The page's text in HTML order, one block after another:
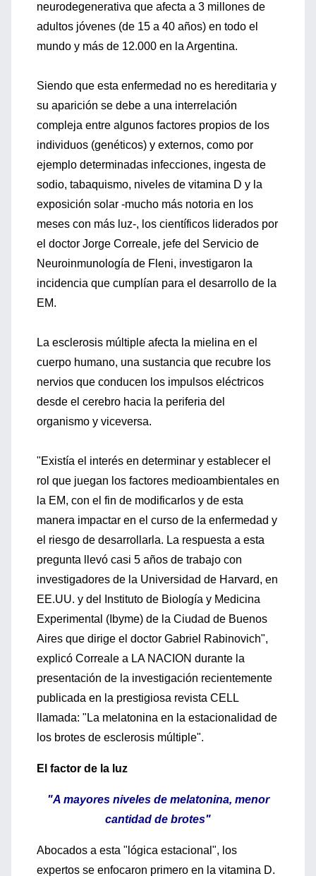
neurodegenerativa que afecta a 3 millones de
adultos jóvenes (de 15 a 40 años) en todo el
mundo y más de 12.000 en la Argentina.
Siendo que esta enfermedad no es hereditaria y
su aparición se debe a una interrelación
compleja entre algunos factores propios de los
individuos (genéticos) y externos, como por
ejemplo determinadas infecciones, ingesta de
sodio, tabaquismo, niveles de vitamina D y la
exposición solar -mucho más notoria en los
meses con más luz-, los científicos liderados por
el doctor Jorge Correale, jefe del Servicio de
Neuroinmunología de Fleni, investigaron la
incidencia que cumplían para el desarrollo de la
EM.
La esclerosis múltiple afecta la mielina en el
cuerpo humano, una sustancia que recubre los
nervios que conducen los impulsos eléctricos
desde el cerebro hacia la periferia del
organismo y viceversa.
"Existía el interés en determinar y establecer el
rol que juegan los factores medioambientales en
la EM, con el fin de modificarlos y de esta
manera impactar en el curso de la enfermedad y
el riesgo de desarrollarla. La respuesta a esta
pregunta llevó casi 5 años de trabajo con
investigadores de la Universidad de Harvard, en
EE.UU. y del Instituto de Biología y Medicina
Experimental (Ibyme) de la Ciudad de Buenos
Aires que dirige el doctor Gabriel Rabinovich",
explicó Correale a LA NACION durante la
presentación de la investigación recientemente
publicada en la prestigiosa revista CELL
llamada: "La melatonina en la estacionalidad de
los brotes de esclerosis múltiple".
El factor de la luz
"A mayores niveles de melatonina, menor
cantidad de brotes"
Abocados a esta "lógica estacional", los
expertos se enfocaron primero en la vitamina D.